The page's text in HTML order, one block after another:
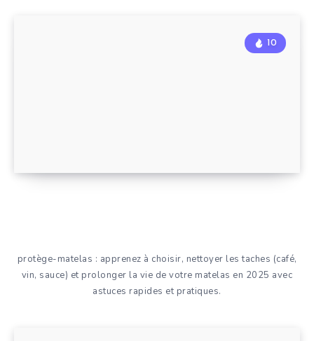
10
protège-matelas : apprenez à choisir, nettoyer les taches (café,
vin, sauce) et prolonger la vie de votre matelas en 2025 avec
astuces rapides et pratiques.